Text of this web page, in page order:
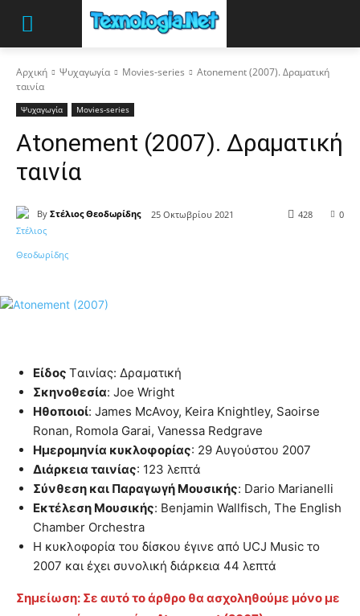
Αρχική Ψυχαγωγία Movies-series
Atonement (2007). Δραματική
ταινία
Ψυχαγωγία Movies-series
Atonement (2007). Δραματική
ταινία
By Στέλιος Θεοδωρίδης 25 Οκτωβρίου 2021 0
428
Είδος Tαινίας: Δραματική
Σκηνοθεσία: Joe Wright
Ηθοποιοί: James McAvoy, Keira Knightley, Saoirse
Ronan, Romola Garai, Vanessa Redgrave
Ημερομηνία κυκλοφορίας: 29 Αυγούστου 2007
Διάρκεια ταινίας: 123 λεπτά
Σύνθεση και Παραγωγή Μουσικής: Dario Marianelli
Εκτέλεση Μουσικής: Benjamin Wallfisch, The English
Chamber Orchestra
Η κυκλοφορία του δίσκου έγινε από UCJ Music το
2007 και έχει συνολική διάρκεια 44 λεπτά
Σημείωση: Σε αυτό το άρθρο θα ασχοληθούμε μόνο με